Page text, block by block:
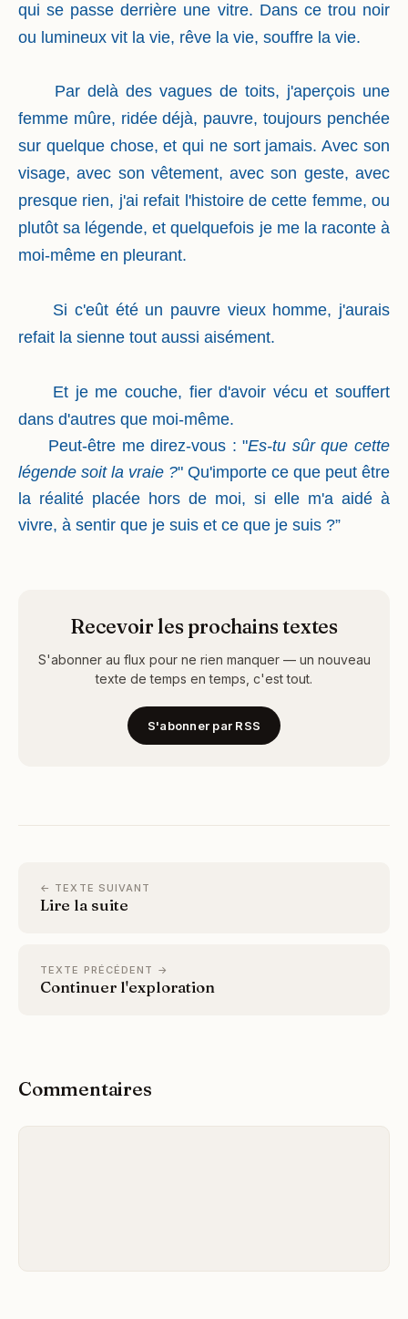
qui se passe derrière une vitre. Dans ce trou noir
ou lumineux vit la vie, rêve la vie, souffre la vie.
Par delà des vagues de toits, j'aperçois une
femme mûre, ridée déjà, pauvre, toujours penchée
sur quelque chose, et qui ne sort jamais. Avec son
visage, avec son vêtement, avec son geste, avec
presque rien, j'ai refait l'histoire de cette femme, ou
plutôt sa légende, et quelquefois je me la raconte à
moi-même en pleurant.
Si c'eût été un pauvre vieux homme, j'aurais
refait la sienne tout aussi aisément.
Et je me couche, fier d'avoir vécu et souffert
dans d'autres que moi-même.
Peut-être me direz-vous : "Es-tu sûr que cette
légende soit la vraie ?" Qu'importe ce que peut être
la réalité placée hors de moi, si elle m'a aidé à
vivre, à sentir que je suis et ce que je suis ?”
Recevoir les prochains textes
S'abonner au flux pour ne rien manquer — un nouveau
texte de temps en temps, c'est tout.
S'abonner par RSS
← TEXTE SUIVANT
Lire la suite
TEXTE PRÉCÉDENT →
Continuer l'exploration
Commentaires